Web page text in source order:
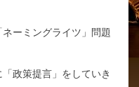
ーミングライツ」問題
政策提言」をしていき